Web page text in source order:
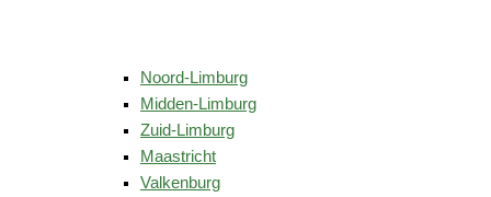
Noord-Limburg
Midden-Limburg
Zuid-Limburg
Maastricht
Valkenburg